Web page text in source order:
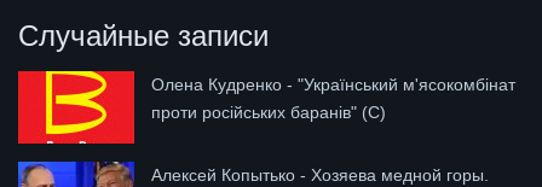
Случайные записи
Олена Кудренко - "Український м'ясокомбінат
проти російських баранів" (С)
Алексей Копытько - Хозяева медной горы.